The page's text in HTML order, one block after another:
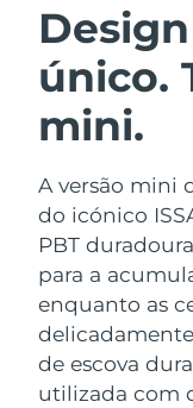
único.
mini.
A versão mini
do icónico
PBT
para a
enquanto as
de escova
utilizada com